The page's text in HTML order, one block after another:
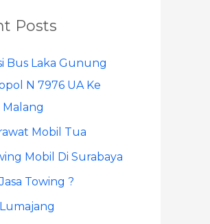
Posts
Bus Laka Gunung
N 7976 UA Ke
Malang
Mobil Tua
Mobil Di Surabaya
Towing ?